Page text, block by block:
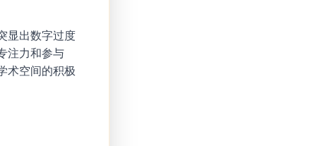
显出数字过度
注力和参与
术空间的积极